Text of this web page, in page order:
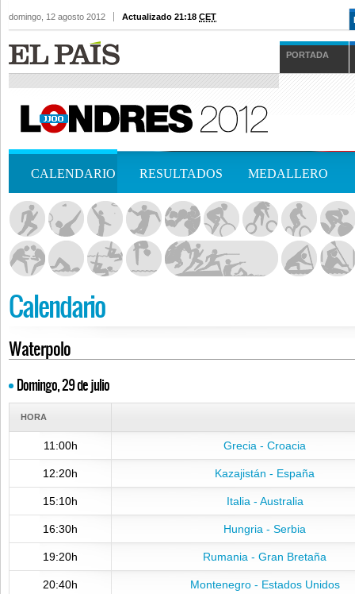
domingo, 12 agosto 2012 Actualizado 21:18 CET
PORTADA
CALENDARIO RESULTADOS MEDALLERO
Calendario
Waterpolo
Domingo, 29 de julio
HORA
11:00h Grecia - Croacia
12:20h Kazajistán - España
15:10h Italia - Australia
16:30h Hungria - Serbia
19:20h Rumania - Gran Bretaña
20:40h Montenegro - Estados Unidos